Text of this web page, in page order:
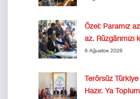
Özel: Paramız
az. Rüzgârımızı
6 Ağustos 2026
Terörsüz
Hazır. Ya